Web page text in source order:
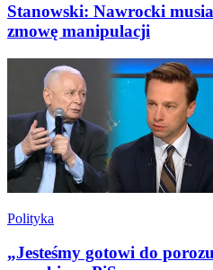
Stanowski: Nawrocki
zmowę manipulacji
Polityka
„Jesteśmy gotowi do